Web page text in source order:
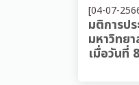
[04-07-
มติการป
มหาวิทย
เมื่อวันที่